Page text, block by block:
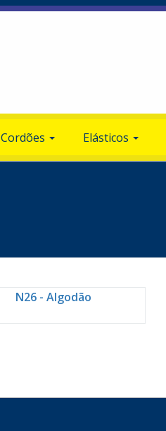
Cordões Elásticos
N26 - Algodão